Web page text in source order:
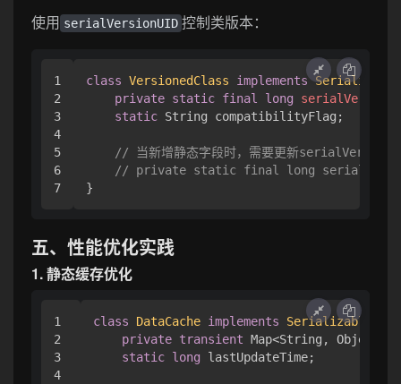
使用 serialVersionUID 控制类版本：
1
2
3
4
5
6
class VersionedClass implements Serializable
private static final long
static String compatibilityFlag;
// 当新增静态字段时，需要更新
// private static final long
五、性能优化实践
1. 静态缓存优化
1
2
3
4
class DataCache implements Serializable
private transient Map<String, Object>
static long lastUpdateTime;